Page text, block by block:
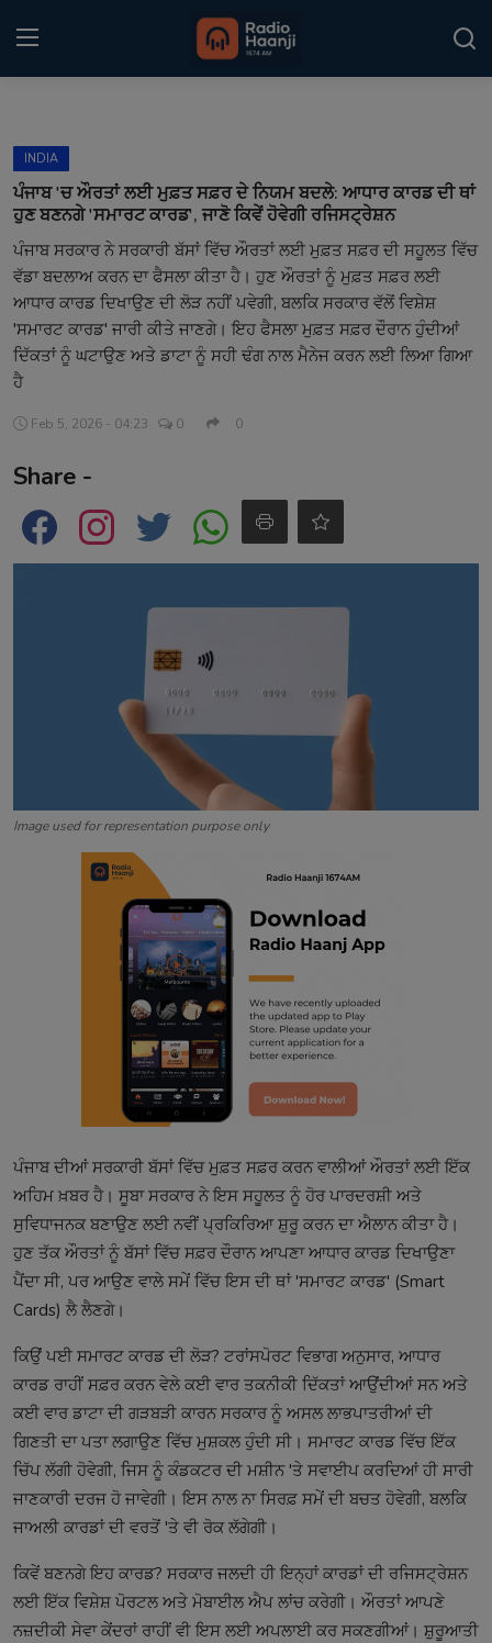
Home
Punjabi Podcast
Kitaab Kahani
Gallery
Sponsors
Matrimonial
Event
Contact
INDIA
ਪੰਜਾਬ 'ਚ ਔਰਤਾਂ ਲਈ ਮੁਫ਼ਤ ਸਫ਼ਰ ਦੇ ਨਿਯਮ ਬਦਲੇ: ਆਧਾਰ ਕਾਰਡ ਦੀ ਥਾਂ
ਹੁਣ ਬਣਨਗੇ 'ਸਮਾਰਟ ਕਾਰਡ', ਜਾਣੋ ਕਿਵੇਂ ਹੋਵੇਗੀ ਰਜਿਸਟ੍ਰੇਸ਼ਨ
ਪੰਜਾਬ ਸਰਕਾਰ ਨੇ ਸਰਕਾਰੀ ਬੱਸਾਂ ਵਿੱਚ ਔਰਤਾਂ ਲਈ ਮੁਫ਼ਤ ਸਫ਼ਰ ਦੀ ਸਹੂਲਤ ਵਿੱਚ
ਵੱਡਾ ਬਦਲਾਅ ਕਰਨ ਦਾ ਫੈਸਲਾ ਕੀਤਾ ਹੈ। ਹੁਣ ਔਰਤਾਂ ਨੂੰ ਮੁਫ਼ਤ ਸਫ਼ਰ ਲਈ
ਆਧਾਰ ਕਾਰਡ ਦਿਖਾਉਣ ਦੀ ਲੋੜ ਨਹੀਂ ਪਵੇਗੀ, ਬਲਕਿ ਸਰਕਾਰ ਵੱਲੋਂ ਵਿਸ਼ੇਸ਼
'ਸਮਾਰਟ ਕਾਰਡ' ਜਾਰੀ ਕੀਤੇ ਜਾਣਗੇ। ਇਹ ਫੈਸਲਾ ਮੁਫ਼ਤ ਸਫ਼ਰ ਦੌਰਾਨ ਹੁੰਦੀਆਂ
ਦਿੱਕਤਾਂ ਨੂੰ ਘਟਾਉਣ ਅਤੇ ਡਾਟਾ ਨੂੰ ਸਹੀ ਢੰਗ ਨਾਲ ਮੈਨੇਜ ਕਰਨ ਲਈ ਲਿਆ ਗਿਆ
ਹੈ
Feb 5, 2026 - 04:23 0 0
Share -
Image used for representation purpose only
ਪੰਜਾਬ ਦੀਆਂ ਸਰਕਾਰੀ ਬੱਸਾਂ ਵਿੱਚ ਮੁਫ਼ਤ ਸਫ਼ਰ ਕਰਨ ਵਾਲੀਆਂ ਔਰਤਾਂ ਲਈ ਇੱਕ
ਅਹਿਮ ਖ਼ਬਰ ਹੈ। ਸੂਬਾ ਸਰਕਾਰ ਨੇ ਇਸ ਸਹੂਲਤ ਨੂੰ ਹੋਰ ਪਾਰਦਰਸ਼ੀ ਅਤੇ
ਸੁਵਿਧਾਜਨਕ ਬਣਾਉਣ ਲਈ ਨਵੀਂ ਪ੍ਰਕਿਰਿਆ ਸ਼ੁਰੂ ਕਰਨ ਦਾ ਐਲਾਨ ਕੀਤਾ ਹੈ।
ਹੁਣ ਤੱਕ ਔਰਤਾਂ ਨੂੰ ਬੱਸਾਂ ਵਿੱਚ ਸਫ਼ਰ ਦੌਰਾਨ ਆਪਣਾ ਆਧਾਰ ਕਾਰਡ ਦਿਖਾਉਣਾ
ਪੈਂਦਾ ਸੀ, ਪਰ ਆਉਣ ਵਾਲੇ ਸਮੇਂ ਵਿੱਚ ਇਸ ਦੀ ਥਾਂ 'ਸਮਾਰਟ ਕਾਰਡ' (Smart
Cards) ਲੈ ਲੈਣਗੇ।
ਕਿਉਂ ਪਈ ਸਮਾਰਟ ਕਾਰਡ ਦੀ ਲੋੜ? ਟਰਾਂਸਪੋਰਟ ਵਿਭਾਗ ਅਨੁਸਾਰ, ਆਧਾਰ
ਕਾਰਡ ਰਾਹੀਂ ਸਫ਼ਰ ਕਰਨ ਵੇਲੇ ਕਈ ਵਾਰ ਤਕਨੀਕੀ ਦਿੱਕਤਾਂ ਆਉਂਦੀਆਂ ਸਨ ਅਤੇ
ਕਈ ਵਾਰ ਡਾਟਾ ਦੀ ਗੜਬੜੀ ਕਾਰਨ ਸਰਕਾਰ ਨੂੰ ਅਸਲ ਲਾਭਪਾਤਰੀਆਂ ਦੀ
ਗਿਣਤੀ ਦਾ ਪਤਾ ਲਗਾਉਣ ਵਿੱਚ ਮੁਸ਼ਕਲ ਹੁੰਦੀ ਸੀ। ਸਮਾਰਟ ਕਾਰਡ ਵਿੱਚ ਇੱਕ
ਚਿੱਪ ਲੱਗੀ ਹੋਵੇਗੀ, ਜਿਸ ਨੂੰ ਕੰਡਕਟਰ ਦੀ ਮਸ਼ੀਨ 'ਤੇ ਸਵਾਈਪ ਕਰਦਿਆਂ ਹੀ ਸਾਰੀ
ਜਾਣਕਾਰੀ ਦਰਜ ਹੋ ਜਾਵੇਗੀ। ਇਸ ਨਾਲ ਨਾ ਸਿਰਫ਼ ਸਮੇਂ ਦੀ ਬਚਤ ਹੋਵੇਗੀ, ਬਲਕਿ
ਜਾਅਲੀ ਕਾਰਡਾਂ ਦੀ ਵਰਤੋਂ 'ਤੇ ਵੀ ਰੋਕ ਲੱਗੇਗੀ।
ਕਿਵੇਂ ਬਣਨਗੇ ਇਹ ਕਾਰਡ? ਸਰਕਾਰ ਜਲਦੀ ਹੀ ਇਨ੍ਹਾਂ ਕਾਰਡਾਂ ਦੀ ਰਜਿਸਟ੍ਰੇਸ਼ਨ
ਲਈ ਇੱਕ ਵਿਸ਼ੇਸ਼ ਪੋਰਟਲ ਅਤੇ ਮੋਬਾਈਲ ਐਪ ਲਾਂਚ ਕਰੇਗੀ। ਔਰਤਾਂ ਆਪਣੇ
ਨਜ਼ਦੀਕੀ ਸੇਵਾ ਕੇਂਦਰਾਂ ਰਾਹੀਂ ਵੀ ਇਸ ਲਈ ਅਪਲਾਈ ਕਰ ਸਕਣਗੀਆਂ। ਸ਼ੁਰੂਆਤੀ